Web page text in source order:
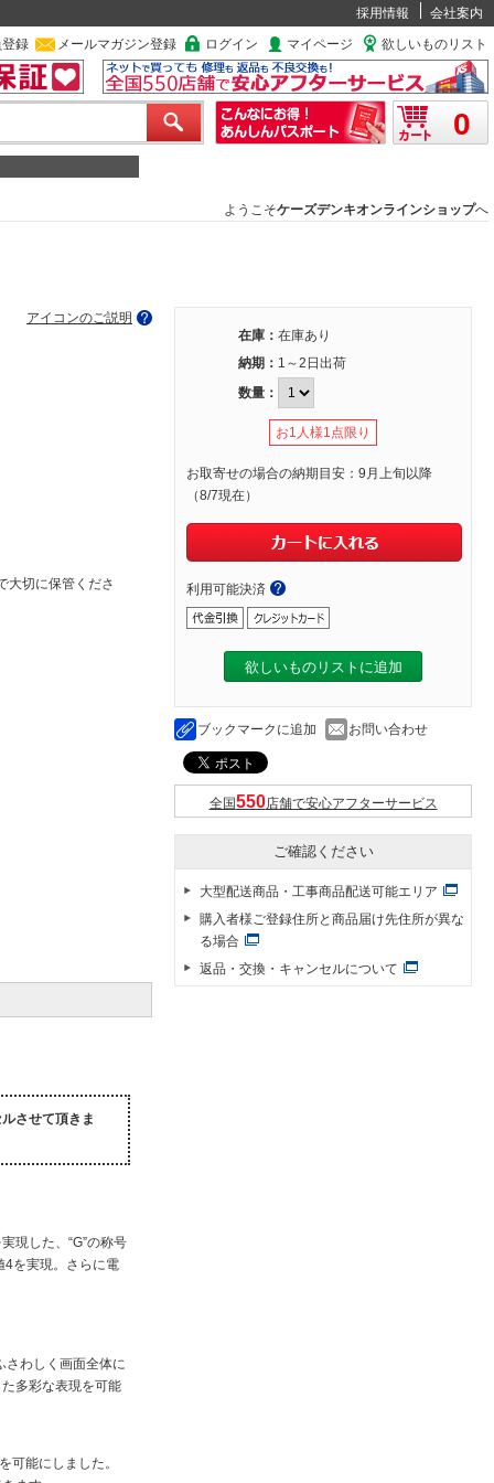
採用情報
会社案内
録 メールマガジン登録 ログイン マイページ 欲しいものリスト
0
ようこそケーズデンキオンラインショップへ
アイコンのご説明
大切に保管くださ
させて頂きま
現した、“G”の称号
4を実現。さらに電
さわしく画面全体に
多彩な表現を可能
可能にしました。
在庫： 在庫あり
納期： 1～2日出荷
数量：
お1人様1点限り
お取寄せの場合の納期目安：9月上旬以降
（8/7現在）
利用可能決済
欲しいものリストに追加
ブックマークに追加 お問い合わせ
全国 店舗で安心アフターサービス
ご確認ください
大型配送商品・工事商品配送可能エリア
購入者様ご登録住所と商品届け先住所が異な
る場合
返品・交換・キャンセルについて